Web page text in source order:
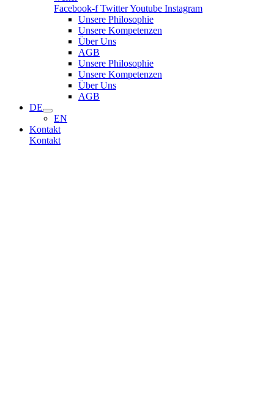
Facebook-f TwitterYoutube Instagram
Unsere Philosophie
Unsere Kompetenzen
Über Uns
AGB
Unsere Philosophie
Unsere Kompetenzen
Über Uns
AGB
DE
EN
Kontakt
Kontakt